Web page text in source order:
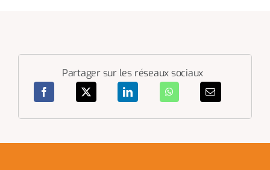
Partager sur les réseaux sociaux